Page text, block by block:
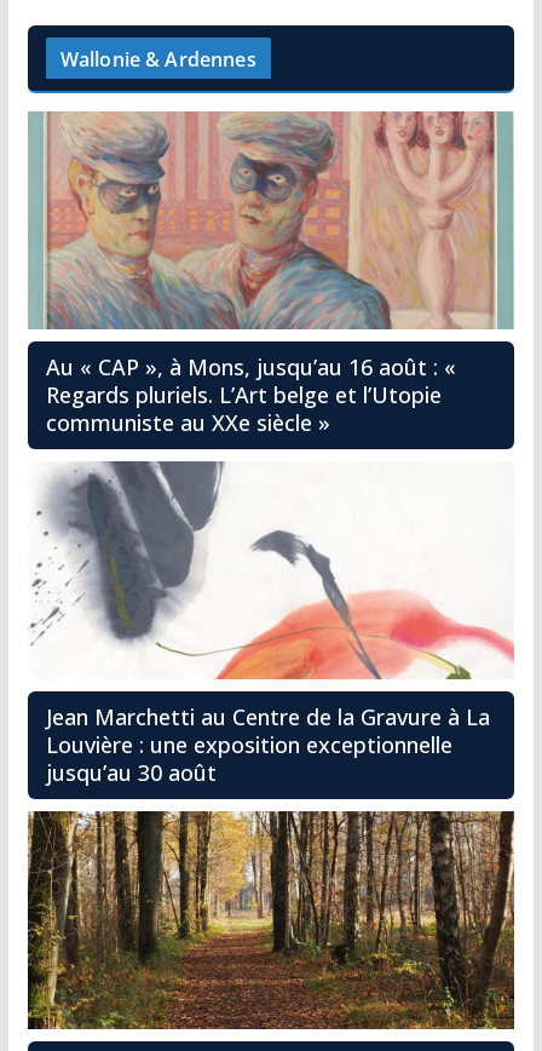
Wallonie & Ardennes
Au « CAP », à Mons, jusqu’au 16 août : «
Regards pluriels. L’Art belge et l’Utopie
communiste au XXe siècle »
Jean Marchetti au Centre de la Gravure à La
Louvière : une exposition exceptionnelle
jusqu’au 30 août